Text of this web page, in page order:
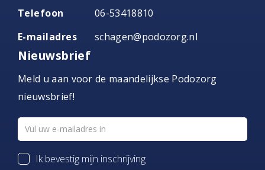
Telefoon
06-53418810
E-mailadres
schagen@podozorg.nl
Nieuwsbrief
Meld u aan voor de maandelijkse Podozorg
nieuwsbrief!